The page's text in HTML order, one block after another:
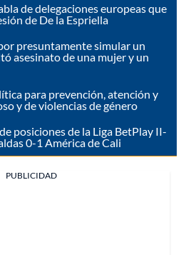
de delegaciones europeas que
de De la Espriella
presuntamente simular un
asesinato de una mujer y un
para prevención, atención y
y de violencias de género
posiciones de la Liga BetPlay II-
0-1 América de Cali
PUBLICIDAD